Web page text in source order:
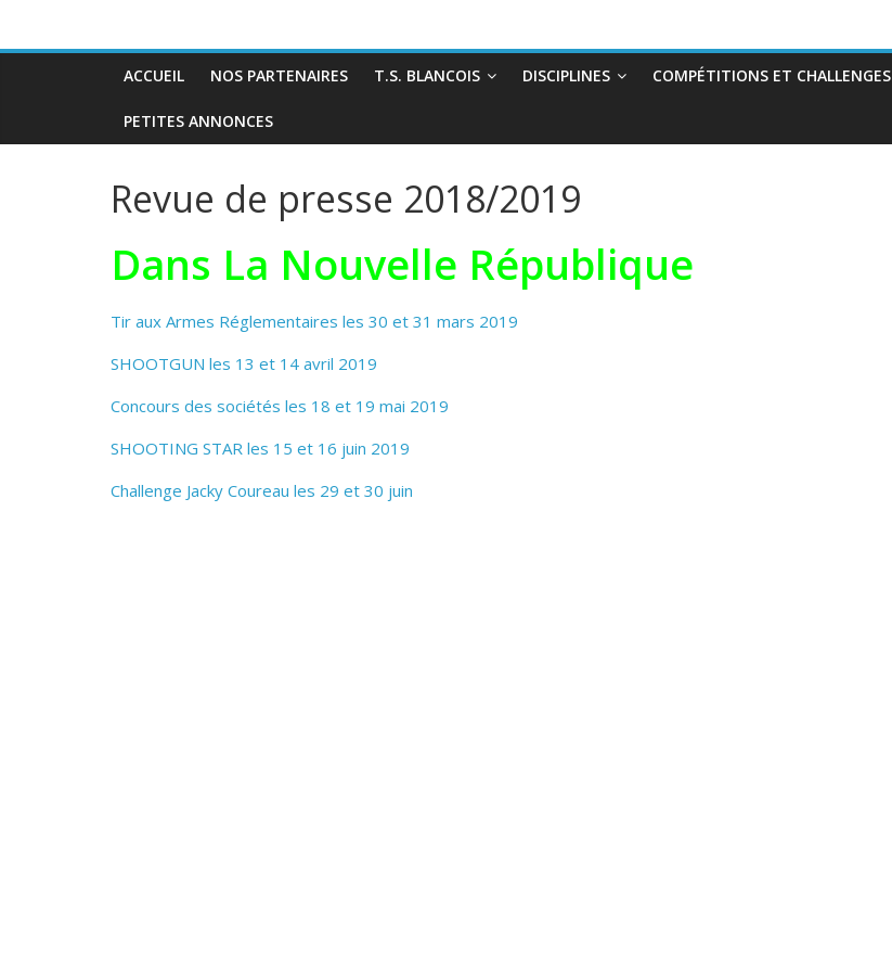
ACCUEIL NOS PARTENAIRES T.S. BLANCOIS DISCIPLINES COMPÉTITIONS ET CHALLENGES
PETITES ANNONCES
Revue de presse 2018/2019
Dans La Nouvelle République
Tir aux Armes Réglementaires les 30 et 31 mars 2019
SHOOTGUN les 13 et 14 avril 2019
Concours des sociétés les 18 et 19 mai 2019
SHOOTING STAR les 15 et 16 juin 2019
Challenge Jacky Coureau les 29 et 30 juin